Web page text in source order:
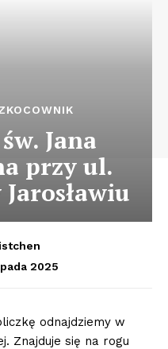
Jana
przy ul.
2025
odnajdziemy w
Znajduje się na rogu